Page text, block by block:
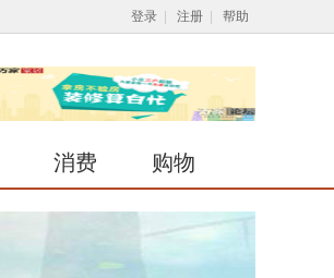
登录 注册 帮助
消费 购物